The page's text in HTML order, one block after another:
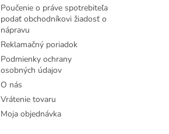
Poučenie o práve spotrebiteľa
podať obchodníkovi žiadosť o
nápravu
Reklamačný poriadok
Podmienky ochrany
osobných údajov
O nás
Vrátenie tovaru
Moja objednávka